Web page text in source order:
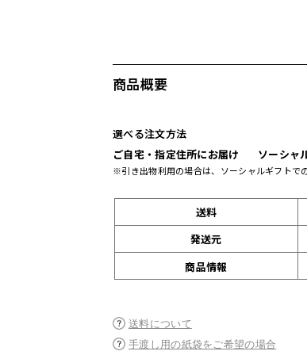
商品概要
選べる注文方法
ご自宅・指定住所にお届け
ソーシャ
※引き出物利用の場合は、ソーシャルギフトで
送料
発送元
商品情報
送料について
手渡し用の紙袋をご希望の場合